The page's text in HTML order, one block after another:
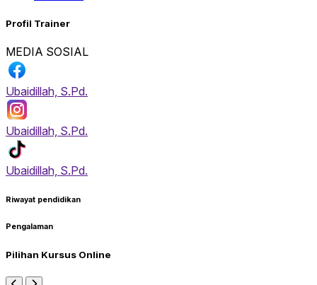
Profil Trainer
MEDIA SOSIAL
Ubaidillah, S.Pd.
Ubaidillah, S.Pd.
Ubaidillah, S.Pd.
Riwayat pendidikan
Pengalaman
Pilihan Kursus Online